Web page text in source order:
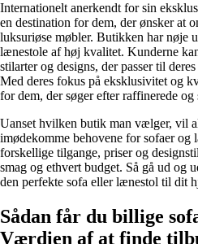
Internationelt anerkendt for sin
en destination for dem, der ønsker at
luksuriøse møbler. Butikken har nøje
lænestole af høj kvalitet. Kunderne
stilarter og designs, der passer til
Med deres fokus på eksklusivitet og
for dem, der søger efter raffinerede
Uanset hvilken butik man vælger, vil
imødekomme behovene for sofaer
forskellige tilgange, priser og
smag og ethvert budget. Så gå ud og
den perfekte sofa eller lænestol til dit
Sådan får du billige
Værdien af at finde